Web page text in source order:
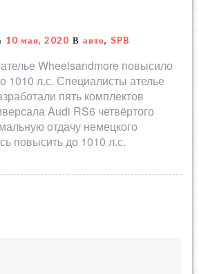
10 мая, 2020 В авто, SPB
Wheelsandmore повысило
1010 л.с. Специалисты ателье
пять комплектов
Audi RS6 четвёртого
отдачу немецкого
повысить до 1010 л.с.